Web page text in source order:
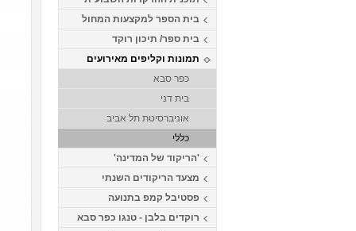
בית הספר למקצעות המחול
בית ספר/ תיכון רוקד
תמונות וקליפים מאירועים
כפר סבא
בית דני
אוניברסיטת תל אביב
כללי
'הריקוד של המדינה'
מצעד הריקודים השנתי
פסטיבל קמפ בתנועה
רוקדים בלבן - טנגו כפר סבא